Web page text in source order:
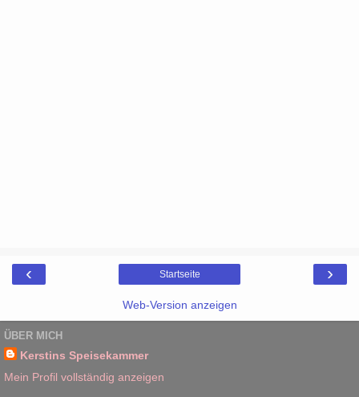
‹ ›
Startseite
Web-Version anzeigen
ÜBER MICH
Kerstins Speisekammer
Mein Profil vollständig anzeigen